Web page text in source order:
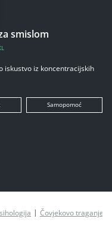
smislom
iskustvo iz koncentracijskih
Samopomoć
Čovjekovo traganje